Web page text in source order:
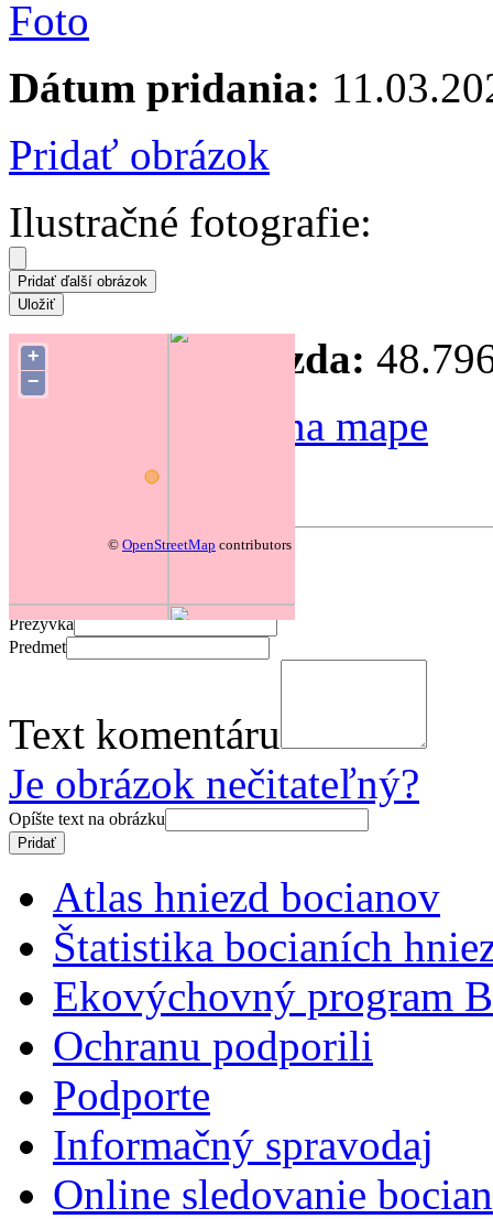
Dátum pridania:
Pridať obrázok
Ilustračné fotografie:
+
−
© OpenStreetMap contributors
Súradnice hniezda:
Zmeniť polohu na mape
Prezývka
Predmet
Text komentáru
Je obrázok nečitateľný?
Opíšte text na obrázku
Atlas hniezd bocianov
Štatistika bocianích
Ekovýchovný program
Ochranu podporili
Podporte
Informačný spravodaj
Online sledovanie